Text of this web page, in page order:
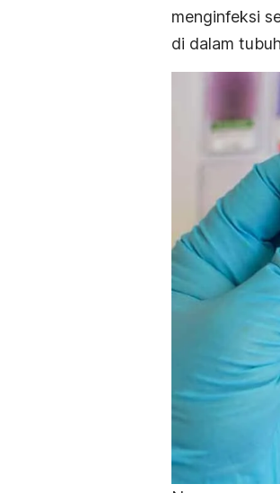
menginfeksi
di dalam